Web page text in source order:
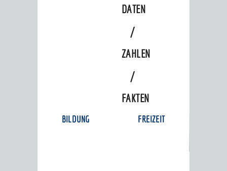
DATEN
/
ZAHLEN
/
FAKTEN
BILDUNG FREIZEIT